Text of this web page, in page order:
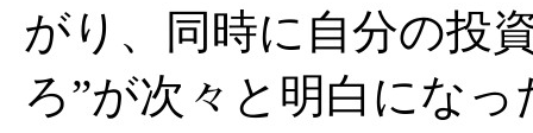
がり、同時に自分の投
ろ”が次々と明白にな